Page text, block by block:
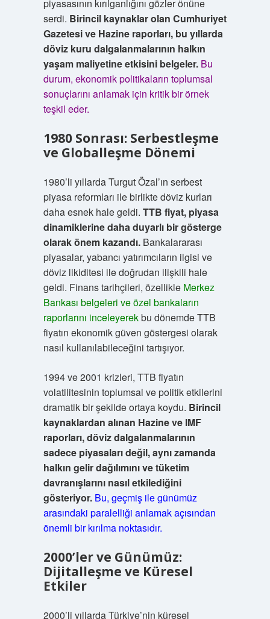
piyasasının kırılganlığını gözler önüne
serdi. Birincil kaynaklar olan Cumhuriyet
Gazetesi ve Hazine raporları, bu yıllarda
döviz kuru dalgalanmalarının halkın
yaşam maliyetine etkisini belgeler. Bu
durum, ekonomik politikaların toplumsal
sonuçlarını anlamak için kritik bir örnek
teşkil eder.
1980 Sonrası: Serbestleşme
ve Globalleşme Dönemi
1980’li yıllarda Turgut Özal’ın serbest
piyasa reformları ile birlikte döviz kurları
daha esnek hale geldi. TTB fiyat, piyasa
dinamiklerine daha duyarlı bir gösterge
olarak önem kazandı.Bankalararası
piyasalar, yabancı yatırımcıların ilgisi ve
döviz likiditesi ile doğrudan ilişkili hale
geldi. Finans tarihçileri, özellikle Merkez
Bankası belgeleri ve özel bankaların
raporlarını inceleyerekbu dönemde TTB
fiyatın ekonomik güven göstergesi olarak
nasıl kullanılabileceğini tartışıyor.
1994 ve 2001 krizleri, TTB fiyatın
volatilitesinin toplumsal ve politik etkilerini
dramatik bir şekilde ortaya koydu. Birincil
kaynaklardan alınan Hazine ve IMF
raporları, döviz dalgalanmalarının
sadece piyasaları değil, aynı zamanda
halkın gelir dağılımını ve tüketim
davranışlarını nasıl etkilediğini
gösteriyor. Bu, geçmiş ile günümüz
arasındaki paralelliği anlamak açısından
önemli bir kırılma noktasıdır.
2000’ler ve Günümüz:
Dijitalleşme ve Küresel
Etkiler
2000’li yıllarda Türkiye’nin küresel